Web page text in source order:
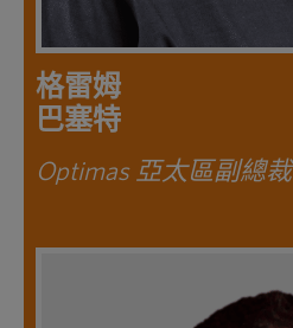
格雷姆
巴塞特
Optimas 亞太區副總裁